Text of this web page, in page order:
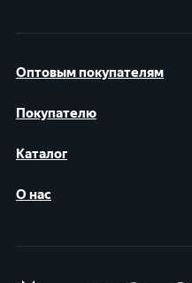
Оптовым покупателям
Покупателю
Каталог
О нас